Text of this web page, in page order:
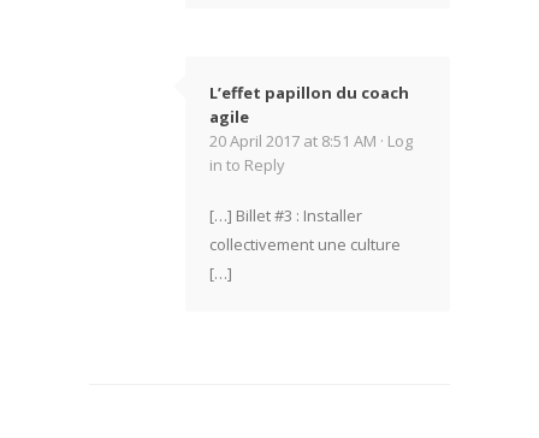
L’effet papillon du coach
agile
20 April 2017 at 8:51 AM · Log
in to Reply
[…] Billet #3 : Installer
collectivement une culture
[…]